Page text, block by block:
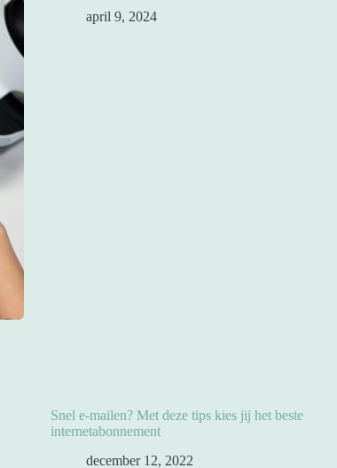
april 9, 2024
Snel e-mailen? Met deze tips kies jij het beste
internetabonnement
december 12, 2022